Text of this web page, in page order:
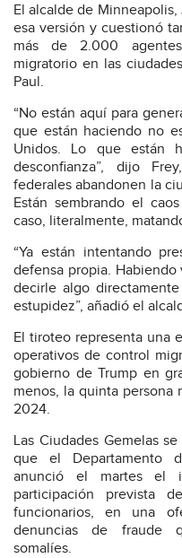
El alcalde de
esa versión y cuestionó
más de 2.000
migratorio en las
Paul.
“No están aquí para
que están haciendo no
Unidos. Lo que están
desconfianza”, dijo
federales abandonen la
Están sembrando el
caso, literalmente,
“Ya están intentando
defensa propia.
decirle algo
estupidez”, añadió el
El tiroteo representa una
operativos de control
gobierno de Trump en
menos, la quinta persona
2024.
Las Ciudades Gemelas
que el Departamento
anunció el martes el
participación prevista
funcionarios, en una
denuncias de fraude
somalíes.